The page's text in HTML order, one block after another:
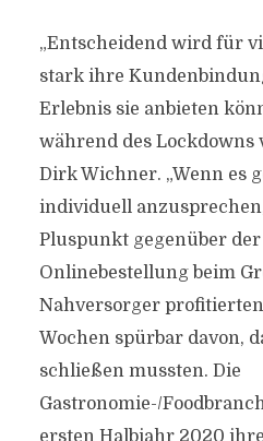
„Entscheidend wird für
stark ihre
Erlebnis sie anbieten
während des Lockdowns
Dirk Wichner. „Wenn es
individuell
Pluspunkt gegenüber
Onlinebestellung beim
Nahversorger
Wochen spürbar davon,
schließen mussten. Die
Gastronomie-/
ersten Halbjahr 2020